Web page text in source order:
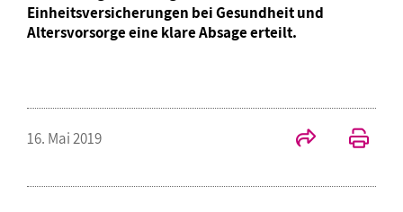
Einheitsversicherungen bei Gesundheit und
Altersvorsorge eine klare Absage erteilt.
16. Mai 2019